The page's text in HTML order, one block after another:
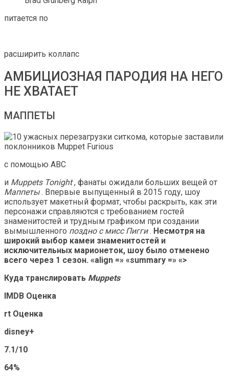
питается по
расширить коллапс
АМБИЦИОЗНАЯ ПАРОДИЯ НА НЕГО
НЕ ХВАТАЕТ
МАППЕТЫ
с помощью ABC
и Muppets Tonight, фанаты ожидали больших вещей от
Маппеты. Впервые выпущенный в 2015 году, шоу
использует макетный формат, чтобы раскрыть, как эти
персонажи справляются с требованием гостей
знаменитостей и трудным графиком при создании
вымышленного поздно с мисс Пигги. Несмотря на
широкий выбор камеи знаменитостей и
исключительных марионеток, шоу было отменено
всего через 1 сезон. «align =» «summary =» «>
Куда транслировать Muppets
IMDB Оценка
rt Оценка
disney+
7.1/10
64%